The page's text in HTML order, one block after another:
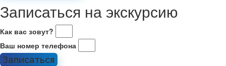
Записаться на экскурсию
Как вас зовут?
Ваш номер телефона
Записаться